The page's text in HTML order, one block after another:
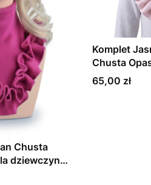
Chusta
dziewczynki
Komplet
Chusta
lat
Cena
65,00 zł